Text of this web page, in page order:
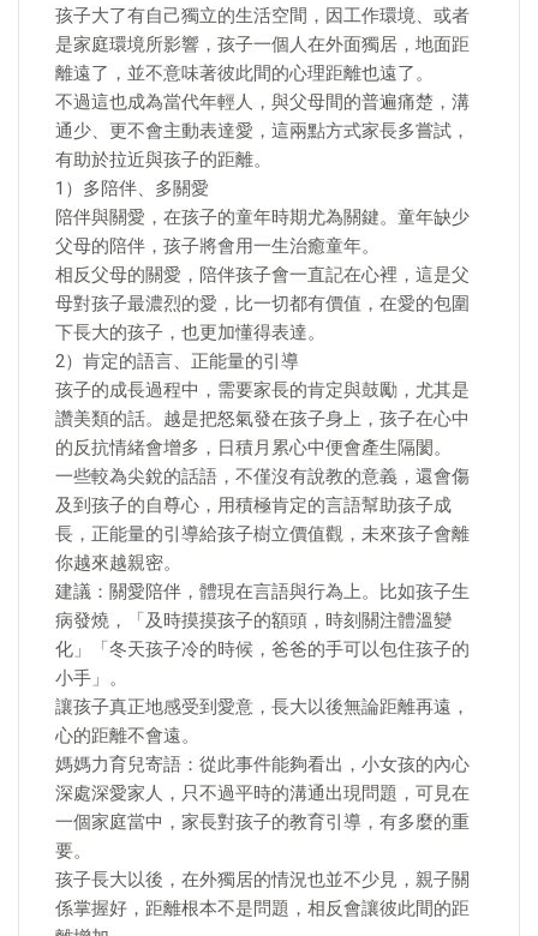
孩子大了有自己獨立的生活空間，因工作環境、或者
是家庭環境所影響，孩子一個人在外面獨居，地面距
離遠了，並不意味著彼此間的心理距離也遠了。
不過這也成為當代年輕人，與父母間的普遍痛楚，溝
通少、更不會主動表達愛，這兩點方式家長多嘗試，
有助於拉近與孩子的距離。
1）多陪伴、多關愛
陪伴與關愛，在孩子的童年時期尤為關鍵。童年缺少
父母的陪伴，孩子將會用一生治癒童年。
相反父母的關愛，陪伴孩子會一直記在心裡，這是父
母對孩子最濃烈的愛，比一切都有價值，在愛的包圍
下長大的孩子，也更加懂得表達。
2）肯定的語言、正能量的引導
孩子的成長過程中，需要家長的肯定與鼓勵，尤其是
讚美類的話。越是把怒氣發在孩子身上，孩子在心中
的反抗情緒會增多，日積月累心中便會產生隔閡。
一些較為尖銳的話語，不僅沒有說教的意義，還會傷
及到孩子的自尊心，用積極肯定的言語幫助孩子成
長，正能量的引導給孩子樹立價值觀，未來孩子會離
你越來越親密。
建議：關愛陪伴，體現在言語與行為上。比如孩子生
病發燒，「及時摸摸孩子的額頭，時刻關注體溫變
化」「冬天孩子冷的時候，爸爸的手可以包住孩子的
小手」。
讓孩子真正地感受到愛意，長大以後無論距離再遠，
心的距離不會遠。
媽媽力育兒寄語：從此事件能夠看出，小女孩的內心
深處深愛家人，只不過平時的溝通出現問題，可見在
一個家庭當中，家長對孩子的教育引導，有多麼的重
要。
孩子長大以後，在外獨居的情況也並不少見，親子關
係掌握好，距離根本不是問題，相反會讓彼此間的距